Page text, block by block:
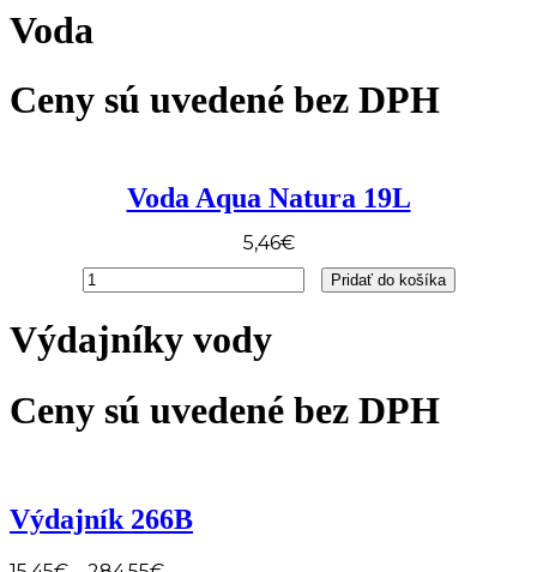
-
barelom
vody
Voda
Ceny sú uvedené bez DPH
Voda Aqua Natura 19L
5,46€
množstvo
Voda
Natura
19L
Pridať do košíka
Výdajníky vody
Ceny sú uvedené bez DPH
Výdajník 266B